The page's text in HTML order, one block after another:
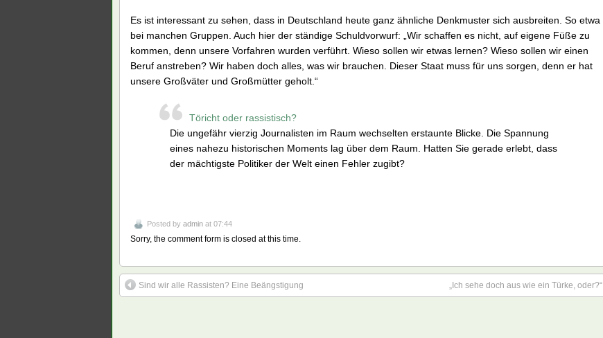
Es ist interessant zu sehen, dass in Deutschland heute ganz ähnliche Denkmuster sich ausbreiten. So etwa
bei manchen Gruppen. Auch hier der ständige Schuldvorwurf: „Wir schaffen es nicht, auf eigene Füße zu
kommen, denn unsere Vorfahren wurden verführt. Wieso sollen wir etwas lernen? Wieso sollen wir einen
Beruf anstreben? Wir haben doch alles, was wir brauchen. Dieser Staat muss für uns sorgen, denn er hat
unsere Großväter und Großmütter geholt.“
Töricht oder rassistisch?
Die ungefähr vierzig Journalisten im Raum wechselten erstaunte Blicke. Die Spannung
eines nahezu historischen Moments lag über dem Raum. Hatten Sie gerade erlebt, dass
der mächtigste Politiker der Welt einen Fehler zugibt?
Posted by admin at 07:44
Sorry, the comment form is closed at this time.
Sind wir alle Rassisten? Eine Beängstigung „Ich sehe doch aus wie ein Türke, oder?“